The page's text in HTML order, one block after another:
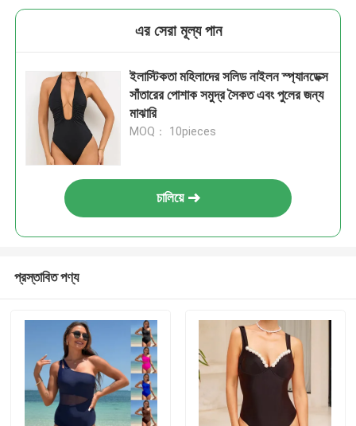
এর সেরা মূল্য পান
ইলাস্টিকতা মহিলাদের সলিড নাইলন স্প্যানডেক্স
সাঁতারের পোশাক সমুদ্র সৈকত এবং পুলের জন্য
মাঝারি
MOQ： 10pieces
চালিয়ে
প্রস্তাবিত পণ্য